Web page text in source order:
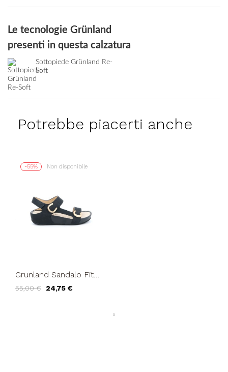
Le tecnologie Grünland
presenti in questa calzatura
Sottopiede Grünland Re-
Soft
Potrebbe piacerti anche
-55% Non disponibile
Grunland Sandalo Fit
Velcro Oro Nero
55,00 € 24,75 €